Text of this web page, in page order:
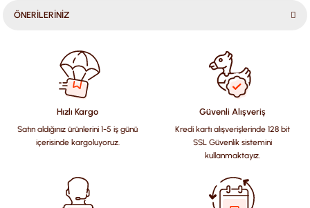
ÖNERİLERİNİZ
konularda yetersiz gördüğünüz noktaları öneri formunu
kullanarak tarafımıza iletebilirsiniz.
Görüş ve önerileriniz için teşekkür ederiz.
Ürün resmi kalitesiz, bozuk veya görüntülenemiyor.
Ürün açıklamasında eksik bilgiler bulunuyor.
Ürün bilgilerinde hatalar bulunuyor.
Ürün fiyatı diğer sitelerden daha pahalı.
Hızlı Kargo
Satın aldığınız ürünlerini 1-5 iş günü
içerisinde kargoluyoruz.
Güvenli Alışveriş
Kredi kartı alışverişlerinde 128 bit
SSL Güvenlik sistemini
kullanmaktayız.